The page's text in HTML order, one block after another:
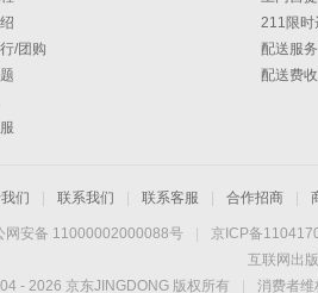
/团购
211限时
配送服
配送费
们 联系我们 联系客服 合作招商
网安备 11000002000088号 京ICP备
互联网出
- 2026 京东JINGDONG 版权所有 消费者